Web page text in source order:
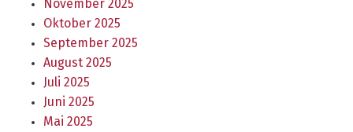
November 2025
Oktober 2025
September 2025
August 2025
Juli 2025
Juni 2025
Mai 2025